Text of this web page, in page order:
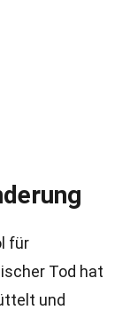
für
Tod hat
und